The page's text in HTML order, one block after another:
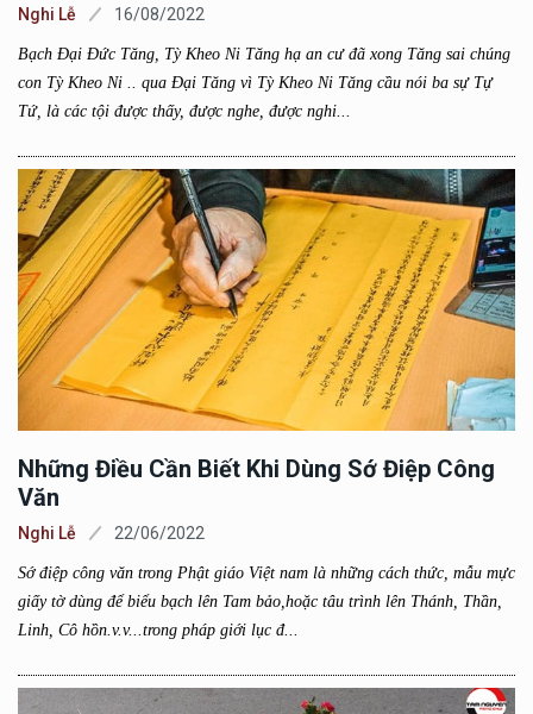
Nghi Lễ 16/08/2022
Bạch Đại Đức Tăng, Tỳ Kheo Ni Tăng hạ an cư đã xong Tăng sai chúng
con Tỳ Kheo Ni .. qua Đại Tăng vì Tỳ Kheo Ni Tăng cầu nói ba sự Tự
Tứ, là các tội được thấy, được nghe, được nghi...
Những Điều Cần Biết Khi Dùng Sớ Điệp Công
Văn
Nghi Lễ 22/06/2022
Sớ điệp công văn trong Phật giáo Việt nam là những cách thức, mẫu mực
giấy tờ dùng để biểu bạch lên Tam bảo,hoặc tâu trình lên Thánh, Thần,
Linh, Cô hồn.v.v...trong pháp giới lục đ...